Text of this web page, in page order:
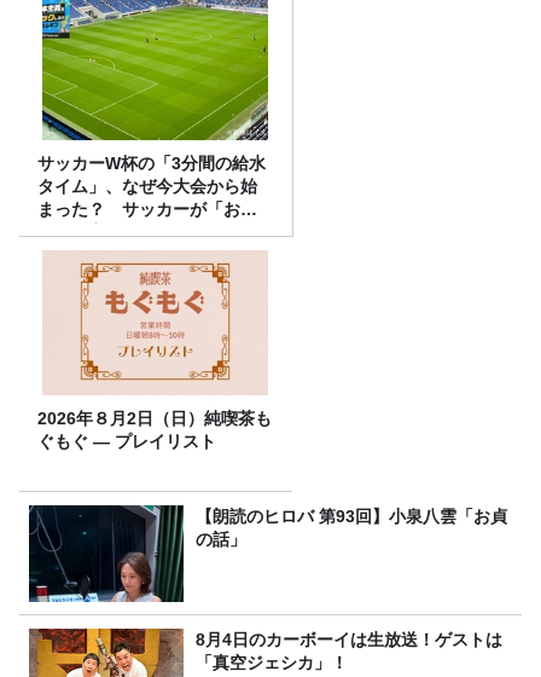
サッカーW杯の「3分間の給水
タイム」、なぜ今大会から始
まった？ サッカーが「お
金」に変わる仕組み
2026年８月2日（日）純喫茶も
ぐもぐ ― プレイリスト
【朗読のヒロバ 第93回】小泉八雲「お貞
の話」
8月4日のカーボーイは生放送！ゲストは
「真空ジェシカ」！